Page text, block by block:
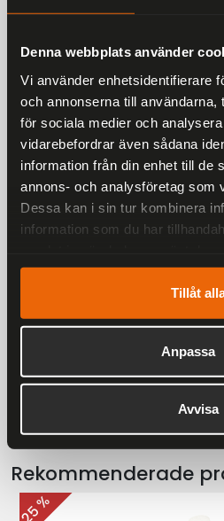
Denna webbplats använder
Vi använder enhetsidentifierare
och annonserna till användarna,
för sociala medier och
vidarebefordrar även sådana
information från din enhet till de
annons- och analysföretag som
Dessa kan i sin tur kombinera
information som du har
Tillåt
Anpassa
Avvisa
-"Soft-feel" bakpanel för
-Genomgående YKK® kraftiga
-Utdragbar utbyggbar
-Vattentät roll-top fick som
-4 invändiga fickor med
-Avtagbar midjerem för extra
-Reflexpaneler på selen ger
-10 ÅRS GARANTI
Liknande
Andra har
Rekommenderade
25 %